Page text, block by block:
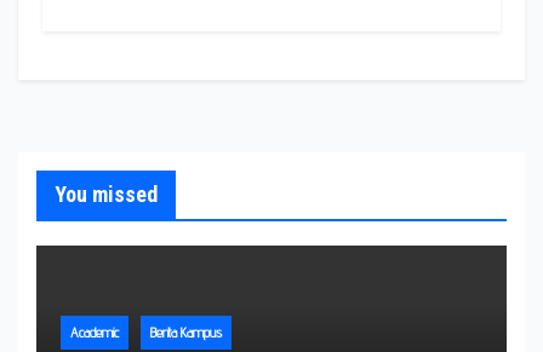
You missed
Academic Berita Kampus